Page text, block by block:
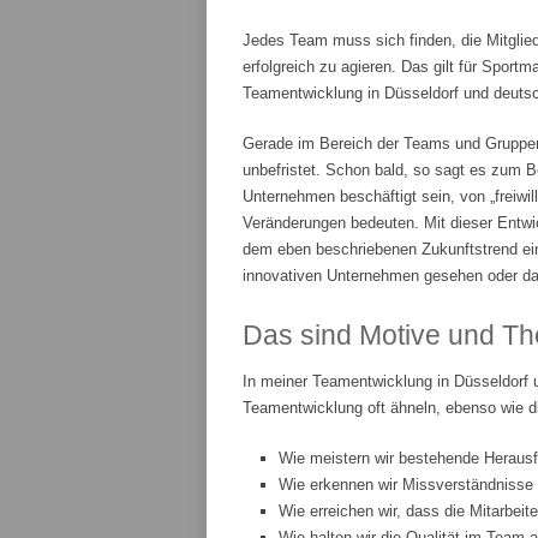
Jedes Team muss sich finden, die
erfolgreich zu agieren. Das gilt für
Teamentwicklung in Düsseldorf und
Gerade im Bereich der Teams und
unbefristet. Schon bald, so sagt es zum
Unternehmen beschäftigt sein, von
Veränderungen bedeuten. Mit dieser
dem eben beschriebenen Zukunftstrend
innovativen Unternehmen gesehen oder
Das sind Motive und
In meiner Teamentwicklung in
Teamentwicklung oft ähneln, ebenso wie
Wie meistern wir bestehende
Wie erkennen wir
Wie erreichen wir, dass die